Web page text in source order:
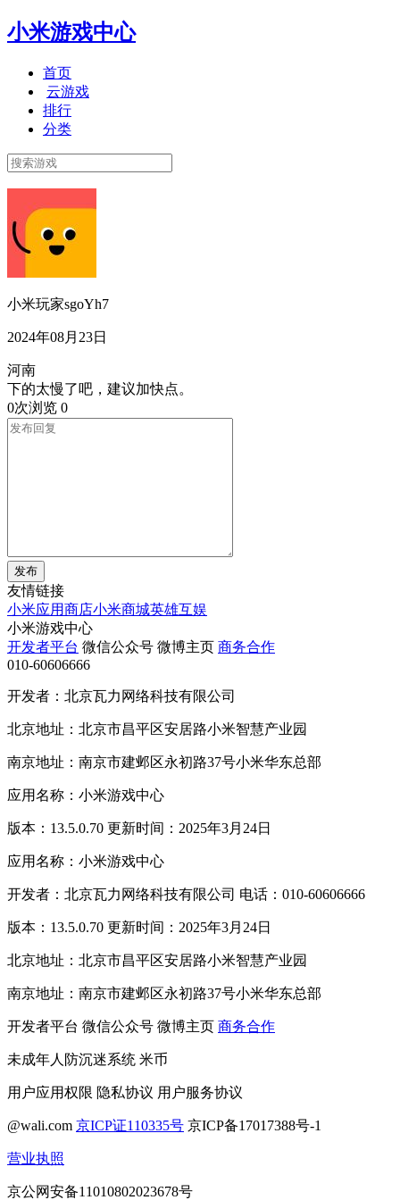
小米游戏中心
首页
云游戏
排行
分类
小米玩家sgoYh7
2024年08月23日
河南
下的太慢了吧，建议加快点。
0次浏览 0
发布
友情链接
小米应用商店小米商城英雄互娱
小米游戏中心
开发者平台 微信公众号 微博主页 商务合作
010-60606666
开发者：北京瓦力网络科技有限公司
北京地址：北京市昌平区安居路小米智慧产业园
南京地址：南京市建邺区永初路37号小米华东总部
应用名称：小米游戏中心
版本：13.5.0.70 更新时间：2025年3月24日
应用名称：小米游戏中心
开发者：北京瓦力网络科技有限公司 电话：010-60606666
版本：13.5.0.70 更新时间：2025年3月24日
北京地址：北京市昌平区安居路小米智慧产业园
南京地址：南京市建邺区永初路37号小米华东总部
开发者平台 微信公众号 微博主页 商务合作
未成年人防沉迷系统 米币
用户应用权限 隐私协议 用户服务协议
@wali.com 京ICP证110335号 京ICP备17017388号-1
营业执照
京公网安备11010802023678号